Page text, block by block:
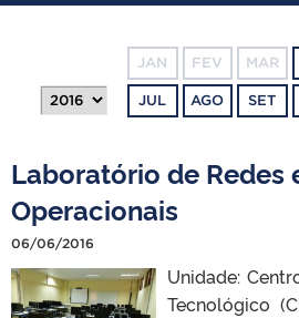
JAN FEV MAR
JUL AGO SET
Laboratório de Redes
Operacionais
06/06/2016
Unidade:
Tecnológico